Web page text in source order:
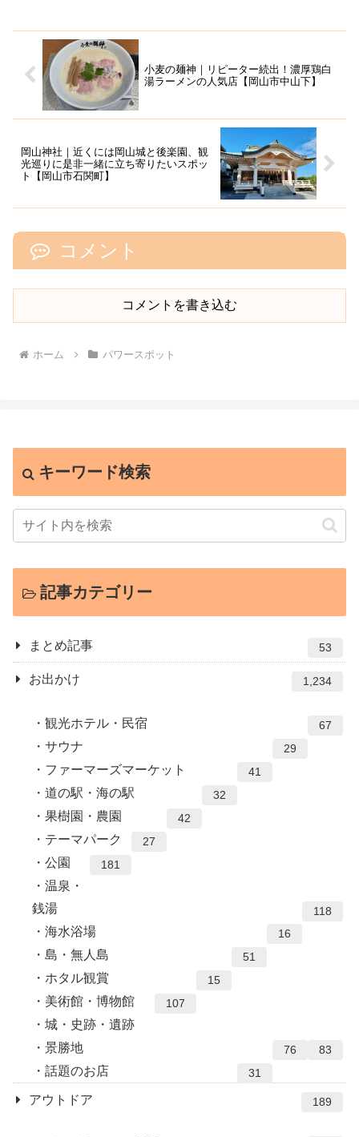
小麦の麺神｜リピーター続出！濃厚鶏白
湯ラーメンの人気店【岡山市中山下】
岡山神社｜近くには岡山城と後楽園、観
光巡りに是非一緒に立ち寄りたいスポッ
ト【岡山市石関町】
コメント
コメントを書き込む
ホーム パワースポット
キーワード検索
記事カテゴリー
まとめ記事 53
お出かけ 1,234
観光ホテル・民宿 67
サウナ 29
ファーマーズマーケット 41
道の駅・海の駅 32
果樹園・農園 42
テーマパーク 27
公園 181
温泉・
銭湯
118
海水浴場 16
島・無人島 51
ホタル観賞 15
美術館・博物館 107
城・史跡・遺跡
83
景勝地 76
話題のお店 31
アウトドア 189